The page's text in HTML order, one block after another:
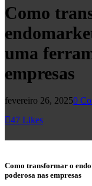
Como
uma
empresas
fevereiro 26, 20250
47 Likes
Como transformar o
poderosa nas empresas